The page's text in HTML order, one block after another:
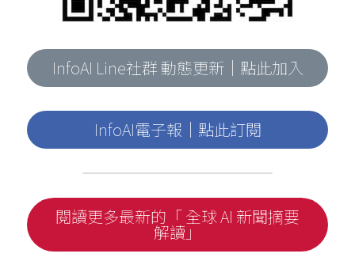
InfoAI Line社群 動態更新｜點此加入
InfoAI電子報｜點此訂閱
閱讀更多最新的「 全球 AI 新聞摘要
解讀」